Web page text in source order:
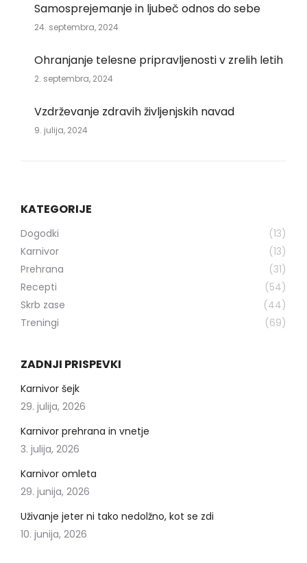
Samosprejemanje in ljubeč odnos do sebe
24. septembra, 2024
Ohranjanje telesne pripravljenosti v zrelih letih
2. septembra, 2024
Vzdrževanje zdravih življenjskih navad
9. julija, 2024
KATEGORIJE
Dogodki
(13)
Karnivor
(13)
Prehrana
(31)
Recepti
(54)
Skrb zase
(44)
Treningi
(69)
ZADNJI PRISPEVKI
Karnivor šejk
29. julija, 2026
Karnivor prehrana in vnetje
3. julija, 2026
Karnivor omleta
29. junija, 2026
Uživanje jeter ni tako nedolžno, kot se zdi
10. junija, 2026